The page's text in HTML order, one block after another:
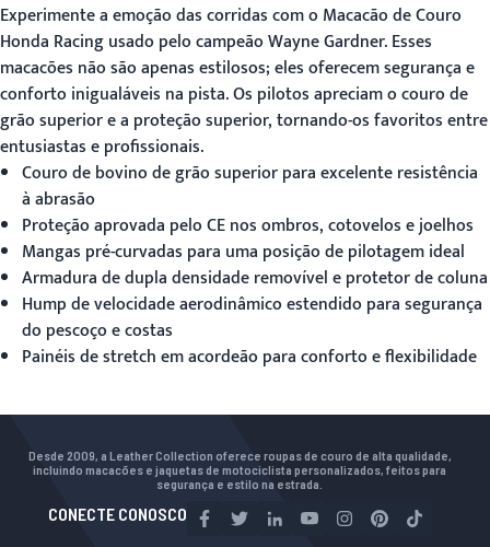
Experimente a emoção das corridas com o Macacão de Couro
Honda Racingusado pelo campeão Wayne Gardner. Esses
macacões não são apenas estilosos; eles oferecem segurança e
conforto inigualáveis na pista. Os pilotos apreciam o couro de
grão superior e a proteção superior, tornando-os favoritos entre
entusiastas e profissionais.
Couro de bovino de grão superior para excelente resistência
à abrasão
Proteção aprovada pelo CE nos ombros, cotovelos e joelhos
Mangas pré-curvadas para uma posição de pilotagem ideal
Armadura de dupla densidade removível e protetor de coluna
Hump de velocidade aerodinâmico estendido para segurança
do pescoço e costas
Painéis de stretch em acordeão para conforto e flexibilidade
Desde 2009, a Leather Collection oferece roupas de couro de alta qualidade,
incluindo macacões e jaquetas de motociclista personalizados, feitos para
segurança e estilo na estrada.
CONECTE CONOSCO